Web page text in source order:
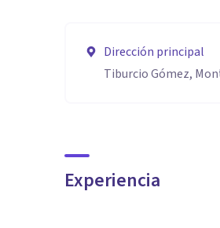
Dirección principal
Tiburcio Gómez,
Experiencia